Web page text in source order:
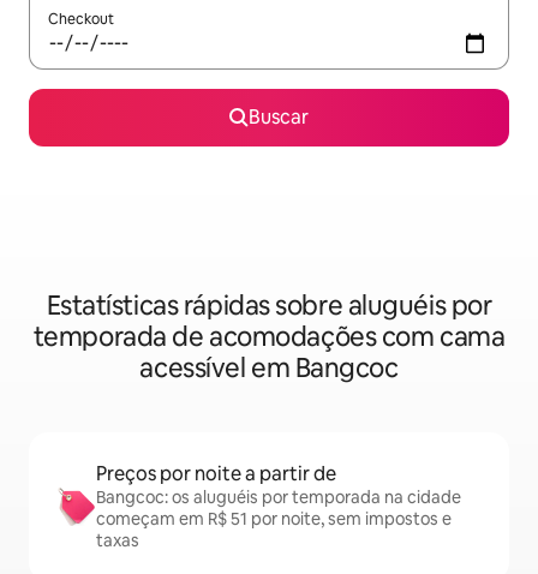
Checkout
Buscar
Estatísticas rápidas sobre aluguéis por
temporada de acomodações com cama
acessível em Bangcoc
Preços por noite a partir de
Bangcoc: os aluguéis por temporada na cidade
começam em R$ 51 por noite, sem impostos e
taxas